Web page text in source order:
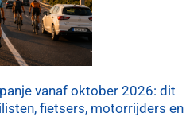
vanaf oktober 2026: dit
fietsers, motorrijders en